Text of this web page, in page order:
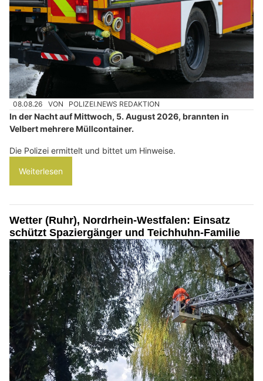
08.08.26 VON POLIZEI.NEWS REDAKTION
In der Nacht auf Mittwoch, 5. August 2026, brannten in
Velbert mehrere Müllcontainer.
Die Polizei ermittelt und bittet um Hinweise.
Weiterlesen
Wetter (Ruhr), Nordrhein-Westfalen: Einsatz
schützt Spaziergänger und Teichhuhn-Familie